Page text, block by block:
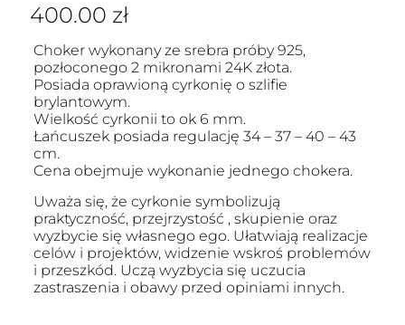
400.00 zł
Choker wykonany ze srebra próby 925,
pozłoconego 2 mikronami 24K złota.
Posiada oprawioną cyrkonię o szlifie
brylantowym.
Wielkość cyrkonii to ok 6 mm.
Łańcuszek posiada regulację 34 – 37 – 40 – 43
cm.
Cena obejmuje wykonanie jednego chokera.
Uważa się, że cyrkonie symbolizują
praktyczność, przejrzystość , skupienie oraz
wyzbycie się własnego ego. Ułatwiają realizacje
celów i projektów, widzenie wskroś problemów
i przeszkód. Uczą wyzbycia się uczucia
zastraszenia i obawy przed opiniami innych.